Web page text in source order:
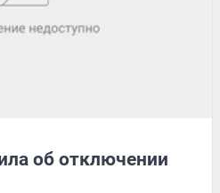
об отключении